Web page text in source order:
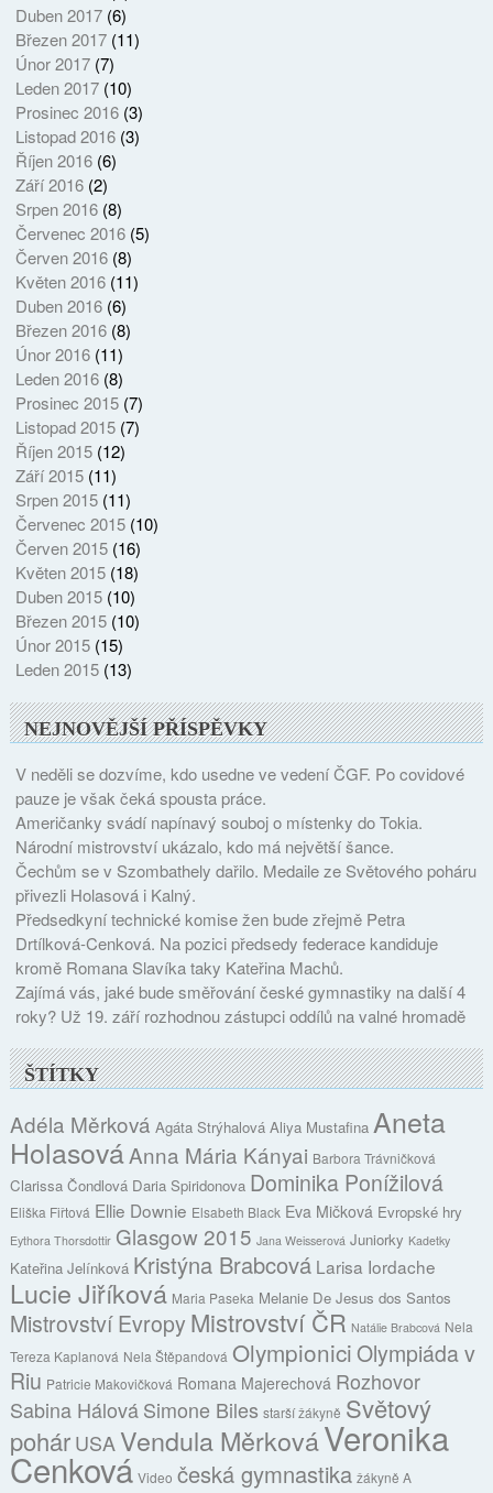
Duben 2017(6)
Březen 2017(11)
Únor 2017(7)
Leden 2017(10)
Prosinec 2016(3)
Listopad 2016(3)
Říjen 2016(6)
Září 2016(2)
Srpen 2016(8)
Červenec 2016(5)
Červen 2016(8)
Květen 2016(11)
Duben 2016(6)
Březen 2016(8)
Únor 2016(11)
Leden 2016(8)
Prosinec 2015(7)
Listopad 2015(7)
Říjen 2015(12)
Září 2015(11)
Srpen 2015(11)
Červenec 2015(10)
Červen 2015(16)
Květen 2015(18)
Duben 2015(10)
Březen 2015(10)
Únor 2015(15)
Leden 2015(13)
NEJNOVĚJŠÍ PŘÍSPĚVKY
V neděli se dozvíme, kdo usedne ve vedení ČGF. Po covidové
pauze je však čeká spousta práce.
Američanky svádí napínavý souboj o místenky do Tokia.
Národní mistrovství ukázalo, kdo má největší šance.
Čechům se v Szombathely dařilo. Medaile ze Světového poháru
přivezli Holasová i Kalný.
Předsedkyní technické komise žen bude zřejmě Petra
Drtílková-Cenková. Na pozici předsedy federace kandiduje
kromě Romana Slavíka taky Kateřina Machů.
Zajímá vás, jaké bude směřování české gymnastiky na další 4
roky? Už 19. září rozhodnou zástupci oddílů na valné hromadě
ŠTÍTKY
Adéla Měrková Agáta Strýhalová Aliya Mustafina Aneta
HolasováAnna Mária Kányai Barbora Trávničková
Clarissa Čondlová Daria Spiridonova Dominika Ponížilová
Eliška Fiřtová Ellie Downie Elsabeth Black Eva Mičková Evropské hry
Eythora Thorsdottir Glasgow 2015 Jana Weisserová Juniorky Kadetky
Kateřina Jelínková Kristýna Brabcová Larisa Iordache
Lucie Jiříková Maria Paseka Melanie De Jesus dos Santos
Mistrovství Evropy Mistrovství ČR Natálie Brabcová Nela
Tereza Kaplanová Nela Štěpandová OlympioniciOlympiáda v
Riu Patricie Makovičková Romana Majerechová Rozhovor
Sabina HálováSimone Biles starší žákyně Světový
pohárUSA Vendula MěrkováVeronika
Cenková Video česká gymnastika žákyně A